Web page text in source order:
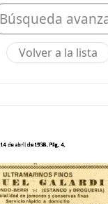
Búsqueda
Volver a la lista